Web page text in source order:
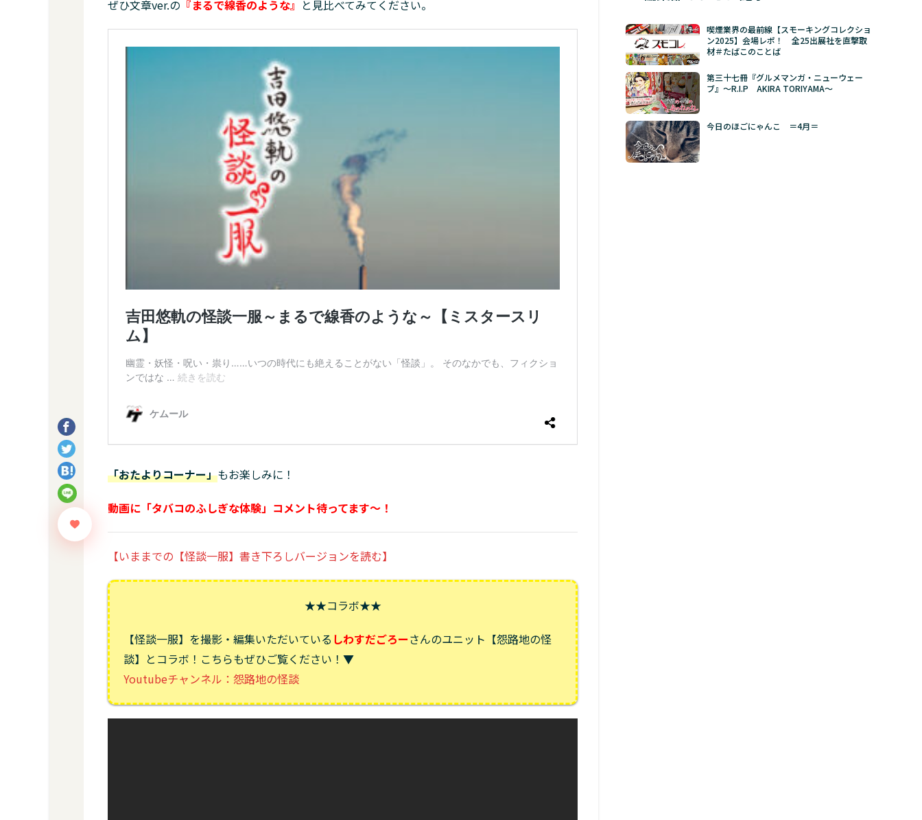
ぜひ文章ver.の 『まるで線香のような』 と見比べてみてください。
「おたよりコーナー」もお楽しみに！
動画に「タバコのふしぎな体験」コメント待ってます～！
【いままでの【怪談一服】書き下ろしバージョンを読む】
★★コラボ★★
【怪談一服】を撮影・編集いただいている しわすだごろーさんのユニット【怨路地の怪
談】とコラボ！こちらもぜひご覧ください！▼
Youtubeチャンネル：怨路地の怪談
喫煙業界の最前線【スモーキングコレクショ
ン2025】会場レポ！ 全25出展社を直撃取
材＃たばこのことば
第三十七冊『グルメマンガ・ニューウェー
ブ』～R.I.P AKIRA TORIYAMA～
今日のほごにゃんこ ＝4月＝